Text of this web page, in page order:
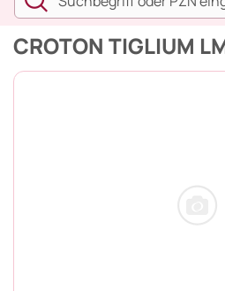
CROTON TIGLIUM